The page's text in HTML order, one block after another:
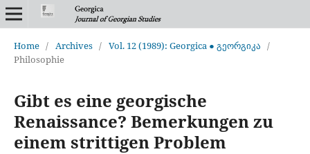
Home / Archives / Vol. 12 (1989): Georgica ● გეორგიკა /
Philosophie
Gibt es eine georgische
Renaissance? Bemerkungen zu
einem strittigen Problem